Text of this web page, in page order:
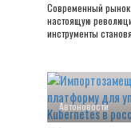
Современный рынок
настоящую
инструменты
Автоновости